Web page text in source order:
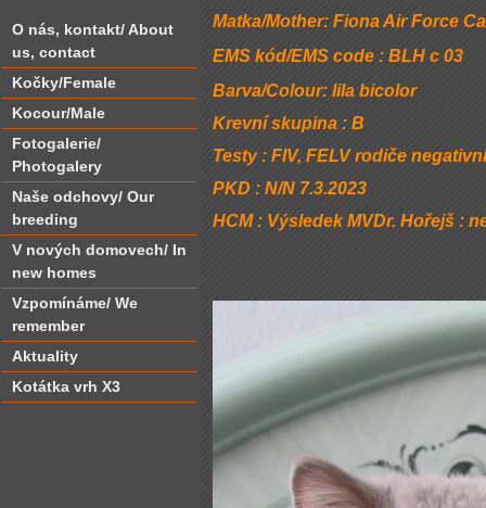
O nás‚ kontakt/ About
us‚ contact
Kočky/Female
Kocour/Male
Fotogalerie/
Photogalery
Naše odchovy/ Our
breeding
V nových domovech/ In
new homes
Vzpomínáme/ We
remember
Aktuality
Kotátka vrh X3
Matka/Mother: Fiona Air Force
EMS kód/EMS code : BLH c 03
Barva/Colour: lila bicolor
Krevní skupina : B
Testy : FIV, FELV rodiče negativní
PKD : N/N 7.3.2023
HCM : Výsledek MVDr. Hořejš :